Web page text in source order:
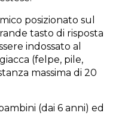
posizionato sul
tasto di risposta
indossato al
(felpe, pile,
massima di 20
(dai 6 anni) ed